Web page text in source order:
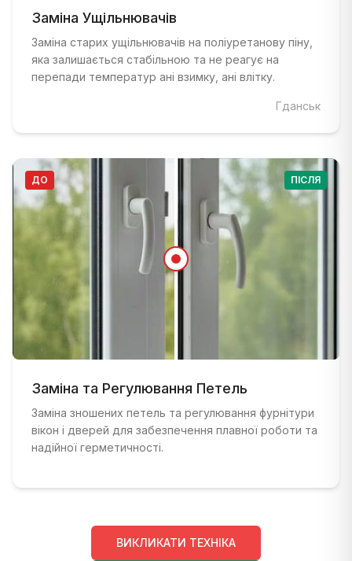
ПІСЛЯ:Нове посилене безпечне скло встановлене
Заміна Ущільнювачів
Заміна старих ущільнювачів на поліуретанову піну,
яка залишається стабільною та не реагує на
перепади температур ані взимку, ані влітку.
Гданськ
ДО ПІСЛЯ
ПІСЛЯ:Красиво відреставроване історичне вікно
Заміна та Регулювання Петель
Заміна зношених петель та регулювання фурнітури
вікон і дверей для забезпечення плавної роботи та
надійної герметичності.
ВИКЛИКАТИ ТЕХНІКА